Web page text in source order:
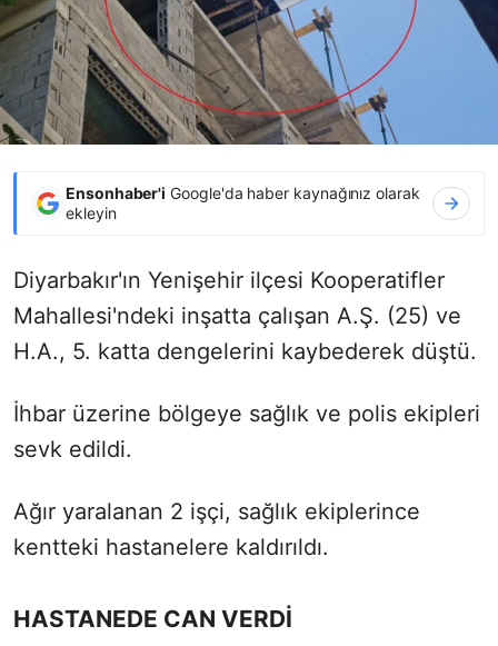
Ensonhaber'i Google'da haber kaynağınız olarak
ekleyin
Diyarbakır'ın Yenişehir ilçesi Kooperatifler
Mahallesi'ndeki inşatta çalışan A.Ş. (25) ve
H.A., 5. katta dengelerini kaybederek düştü.
İhbar üzerine bölgeye sağlık ve polis ekipleri
sevk edildi.
Ağır yaralanan 2 işçi, sağlık ekiplerince
kentteki hastanelere kaldırıldı.
HASTANEDE CAN VERDİ